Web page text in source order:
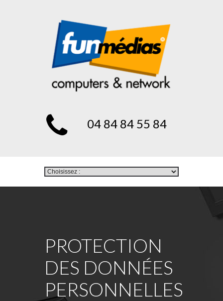
04 84 84 55 84
PROTECTION
DES DONNÉES
PERSONNELLES